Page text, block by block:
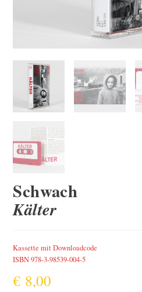
Schwach
Kälter
Kassette mit Downloadcode
ISBN 978-3-98539-004-5
€ 8,00